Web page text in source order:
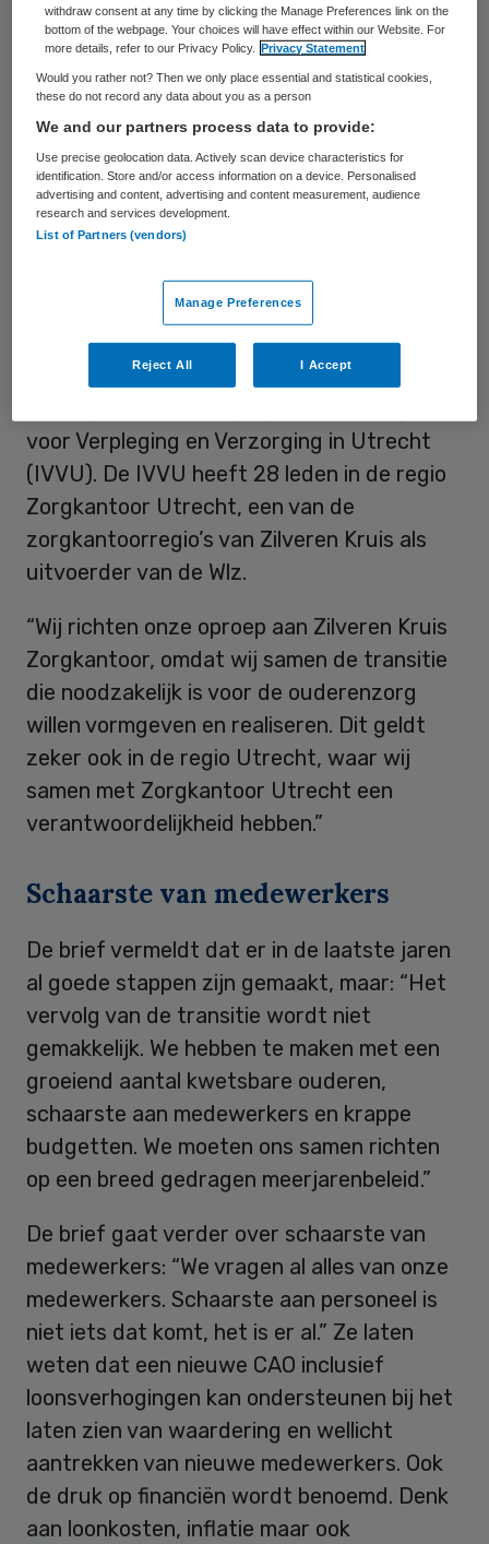
VWS. Hierin moet worden aangegeven dat
door de aangekondigde financiële kaders
van de overheid voor 2024 en latere jaren
onvoldoende passende zorg kan worden
ingekocht.
Transitie vormgeven en
“Stel ons in staat het inkoopbeleid voor de
ouderenzorg uit te voeren!” Zo luidt de
oproep van de ouderenzorgorganisaties,
voor Verpleging en Verzorging in Utrecht
(IVVU). De IVVU heeft 28 leden in de regio
Zorgkantoor Utrecht, een van de
zorgkantoorregio’s van Zilveren Kruis als
uitvoerder van de Wlz.
“Wij richten onze oproep aan Zilveren Kruis
Zorgkantoor, omdat wij samen de transitie
die noodzakelijk is voor de ouderenzorg
willen vormgeven en realiseren. Dit geldt
zeker ook in de regio Utrecht, waar wij
samen met Zorgkantoor Utrecht een
verantwoordelijkheid hebben.”
Schaarste van medewerkers
De brief vermeldt dat er in de laatste jaren
al goede stappen zijn gemaakt, maar: “Het
vervolg van de transitie wordt niet
gemakkelijk. We hebben te maken met een
groeiend aantal kwetsbare ouderen,
schaarste aan medewerkers en krappe
budgetten. We moeten ons samen richten
op een breed gedragen meerjarenbeleid.”
De brief gaat verder over schaarste van
medewerkers: “We vragen al alles van onze
medewerkers. Schaarste aan personeel is
niet iets dat komt, het is er al.” Ze laten
weten dat een nieuwe CAO inclusief
loonsverhogingen kan ondersteunen bij het
laten zien van waardering en wellicht
aantrekken van nieuwe medewerkers. Ook
de druk op financiën wordt benoemd. Denk
aan loonkosten, inflatie maar ook
withdraw consent at any time by clicking the Manage Preferences link on the
bottom of the webpage. Your choices will have effect within our Website. For
more details, refer to our Privacy Policy.
Privacy Statement
Would you rather not? Then we only place essential and statistical cookies,
these do not record any data about you as a person
We and our partners process data to provide:
Use precise geolocation data. Actively scan device characteristics for
identification. Store and/or access information on a device. Personalised
advertising and content, advertising and content measurement, audience
research and services development.
List of Partners (vendors)
Manage Preferences
Reject All I Accept